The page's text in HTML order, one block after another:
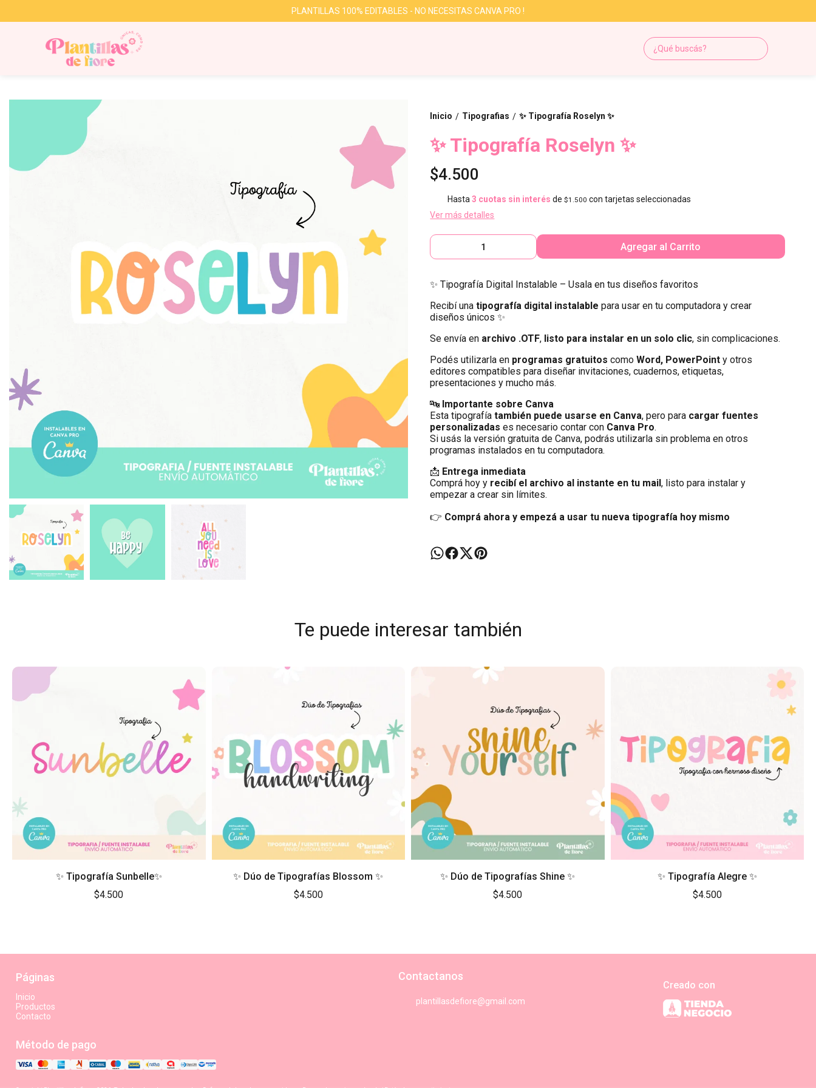
PLANTILLAS 100% EDITABLES - NO NECESITAS CANVA PRO !
Inicio / Tipografias / ✨ Tipografía Roselyn ✨
✨ Tipografía Roselyn ✨
$4.500
Hasta3 cuotas sin interés de$1.500 con tarjetas seleccionadas
Ver más detalles
Agregar al Carrito
✨ Tipografía Digital Instalable – Usala en tus diseños favoritos
Recibí unatipografía digital instalable para usar en tu computadora y crear
diseños únicos ✨
Se envía en archivo .OTF, listo para instalar en un solo clic, sin complicaciones.
Podés utilizarla en programas gratuitos comoWord, PowerPoint y otros
editores compatibles para diseñar invitaciones, cuadernos, etiquetas,
presentaciones y mucho más.
🔤 Importante sobre Canva
Esta tipografíatambién puede usarse en Canva, pero para cargar fuentes
personalizadas es necesario contar con Canva Pro.
Si usás la versión gratuita de Canva, podrás utilizarla sin problema en otros
programas instalados en tu computadora.
📩 Entrega inmediata
Comprá hoy y recibí el archivo al instante en tu mail, listo para instalar y
empezar a crear sin límites.
👉 Comprá ahora y empezá a usar tu nueva tipografía hoy mismo
Te puede interesar también
✨ Tipografía Sunbelle✨
$4.500
✨ Dúo de Tipografías Blossom ✨
$4.500
✨ Dúo de Tipografías Shine ✨
$4.500
✨ Tipografía Alegre ✨
$4.500
Páginas
Inicio
Productos
Contacto
Contactanos
plantillasdefiore@gmail.com
Creado con
Método de pago